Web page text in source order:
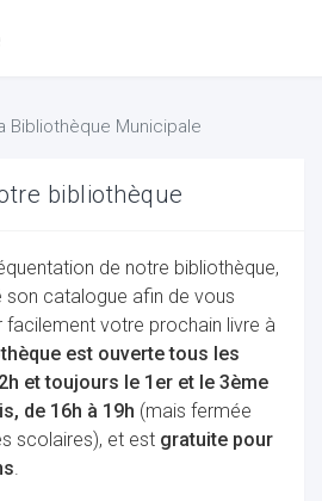
Bibliothèque Municipale
bibliothèque
de notre bibliothèque,
son catalogue afin de vous
votre prochain livre à
est ouverte tous les
et toujours le 1er et le 3ème
de 16h à 19h (mais fermée
scolaires), et est gratuite pour